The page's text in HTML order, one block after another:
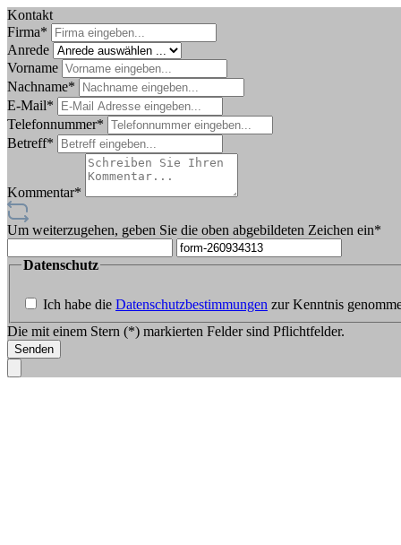
Kontakt
Firma*
Anrede
Vorname
Nachname*
E-Mail*
Telefonnummer*
Betreff*
Kommentar*
Um weiterzugehen, geben Sie die oben abgebildeten Zeichen ein*
Datenschutz
Ich habe die Datenschutzbestimmungen zur Kenntnis
Die mit einem Stern (*) markierten Felder sind Pflichtfelder.
Senden